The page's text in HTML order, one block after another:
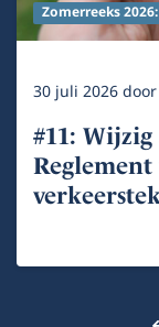
Zomerreeks
30 juli 2026door
#11:
Reglement